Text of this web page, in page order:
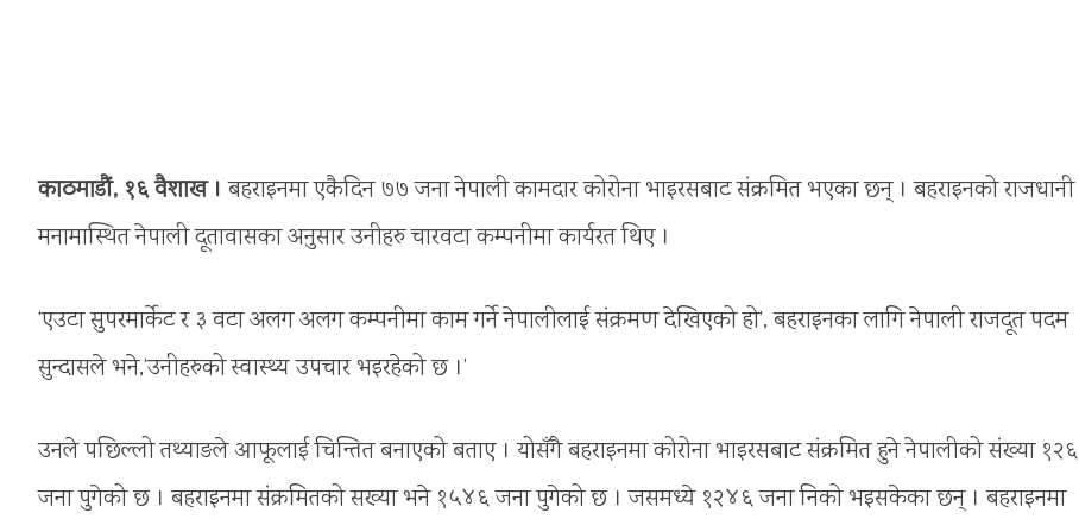
काठमाडौं, १६ वैशाख । बहराइनमा एकैदिन ७७ जना नेपाली कामदार कोरोना भाइरसबाट संक्रमित भएका छन् । बहराइनको राजधानी
मनामास्थित नेपाली दूतावासका अनुसार उनीहरु चारवटा कम्पनीमा कार्यरत थिए ।
‘एउटा सुपरमार्केट र ३ वटा अलग अलग कम्पनीमा काम गर्ने नेपालीलाई संक्रमण देखिएको हो’, बहराइनका लागि नेपाली राजदूत पदम
सुन्दासले भने,‘उनीहरुको स्वास्थ्य उपचार भइरहेको छ ।’
उनले पछिल्लो तथ्याङले आफूलाई चिन्तित बनाएको बताए । योसँगै बहराइनमा कोरोना भाइरसबाट संक्रमित हुने नेपालीको संख्या १२६
जना पुगेको छ । बहराइनमा संक्रमितको सख्या भने १५४६ जना पुगेको छ । जसमध्ये १२४६ जना निको भइसकेका छन् । बहराइनमा